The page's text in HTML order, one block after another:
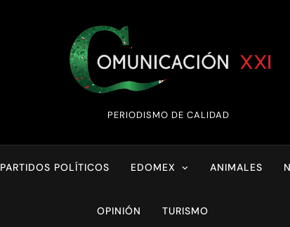
Comunicación
PERIODISMO DE CALIDAD
PARTIDOS POLÍTICOS EDOMEX ANIMALES
OPINIÓN TURISMO